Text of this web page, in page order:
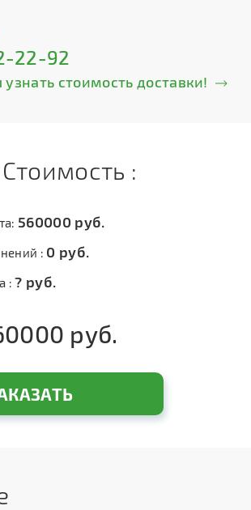
22-92
стоимость доставки!
Стоимость :
560000 руб.
: 0 руб.
:? руб.
руб.